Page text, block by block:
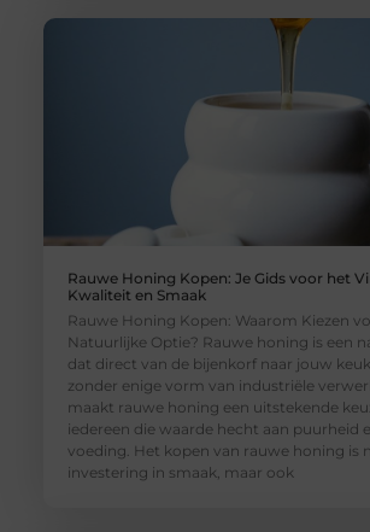
Rauwe Honing Kopen: Je Gids voor het
Kwaliteit en Smaak
Rauwe Honing Kopen: Waarom Kiezen
Natuurlijke Optie? Rauwe honing is een
dat direct van de bijenkorf naar jouw
zonder enige vorm van industriële
maakt rauwe honing een uitstekende
iedereen die waarde hecht aan puurheid
voeding. Het kopen van rauwe honing is
investering in smaak, maar ook